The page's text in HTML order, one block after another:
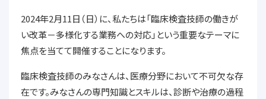
2024年2月11日（日）に、私たちは「臨床検査技師の働きが
い改革－多様化する業務への対応」という重要なテーマに
焦点を当てて開催することになります。
臨床検査技師のみなさんは、医療分野において不可欠な存
在です。みなさんの専門知識とスキルは、診断や治療の過程